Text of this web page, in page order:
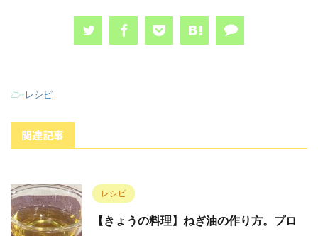
-レシピ
関連記事
レシピ
【きょうの料理】ねぎ油の作り方。プロ